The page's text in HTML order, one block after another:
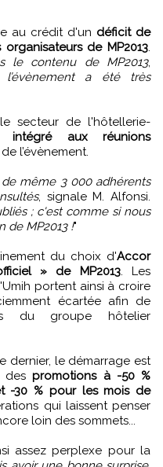
au crédit d'un déficit de
de MP2013.
le contenu de MP2013,
a été très
secteur de l'hôtellerie-
aux réunions
l’évènement.
même 3 000 adhérents
, signale M. Alfonsi.
; c'est comme si nous
de MP2013 !"
du choix d'Accor
» de MP2013. Les
portent ainsi à croire
écartée afin de
du groupe hôtelier
dernier, le démarrage est
despromotions à -50 %
-30 % pour les mois de
qui laissent penser
loin des sommets...
assez perplexe pour la